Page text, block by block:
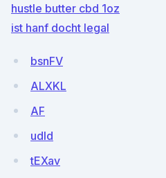
hustle butter cbd 1oz
ist hanf docht legal
bsnFV
ALXKL
AF
udld
tEXav